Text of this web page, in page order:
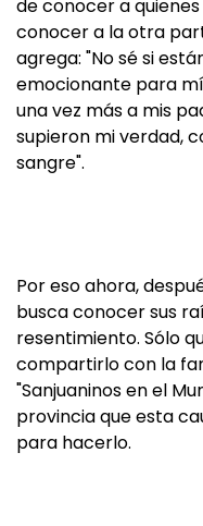
de conocer a
conocer a la otra
agrega: "No sé si
emocionante para
una vez más a mis
supieron mi verdad,
sangre".
Por eso ahora,
busca conocer sus
resentimiento. Sólo
compartirlo con la
"Sanjuaninos en el
provincia que esta
para hacerlo.